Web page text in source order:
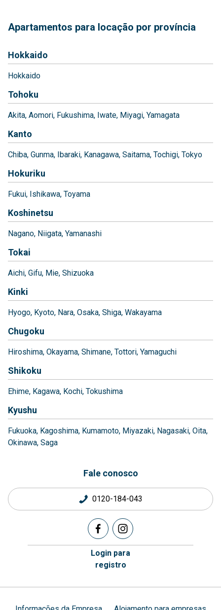
Apartamentos para locação por província
Hokkaido
Hokkaido
Tohoku
Akita Aomori Fukushima Iwate Miyagi Yamagata
Kanto
Chiba Gunma Ibaraki Kanagawa Saitama Tochigi Tokyo
Hokuriku
Fukui Ishikawa Toyama
Koshinetsu
Nagano Niigata Yamanashi
Tokai
Aichi Gifu Mie Shizuoka
Kinki
Hyogo Kyoto Nara Osaka Shiga Wakayama
Chugoku
Hiroshima Okayama Shimane Tottori Yamaguchi
Shikoku
Ehime Kagawa Kochi Tokushima
Kyushu
Fukuoka Kagoshima Kumamoto Miyazaki Nagasaki Oita
Okinawa Saga
Fale conosco
0120-184-043
Login para
registro